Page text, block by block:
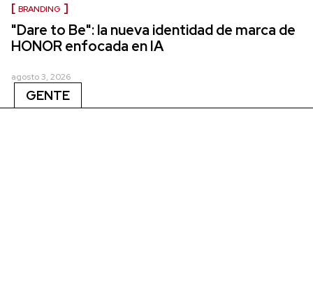
BRANDING
"Dare to Be": la nueva identidad de marca de
HONOR enfocada en IA
agosto 3, 2026
GENTE